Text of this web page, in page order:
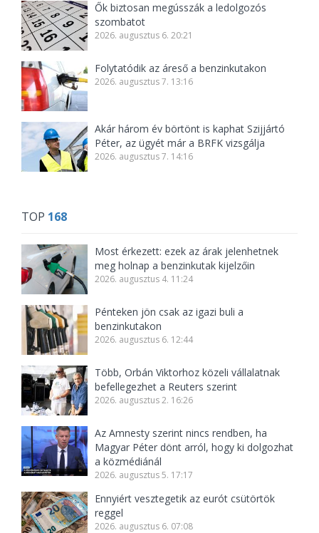
Ők biztosan megússzák a ledolgozós
szombatot
2026. augusztus 6. 20:21
Folytatódik az áreső a benzinkutakon
2026. augusztus 7. 13:16
Akár három év börtönt is kaphat Szijjártó
Péter, az ügyét már a BRFK vizsgálja
2026. augusztus 7. 14:16
TOP 168
Most érkezett: ezek az árak jelenhetnek
meg holnap a benzinkutak kijelzőin
2026. augusztus 4. 11:24
Pénteken jön csak az igazi buli a
benzinkutakon
2026. augusztus 6. 12:44
Több, Orbán Viktorhoz közeli vállalatnak
befellegezhet a Reuters szerint
2026. augusztus 2. 16:26
Az Amnesty szerint nincs rendben, ha
Magyar Péter dönt arról, hogy ki dolgozhat
a közmédiánál
2026. augusztus 5. 17:17
Ennyiért vesztegetik az eurót csütörtök
reggel
2026. augusztus 6. 07:08